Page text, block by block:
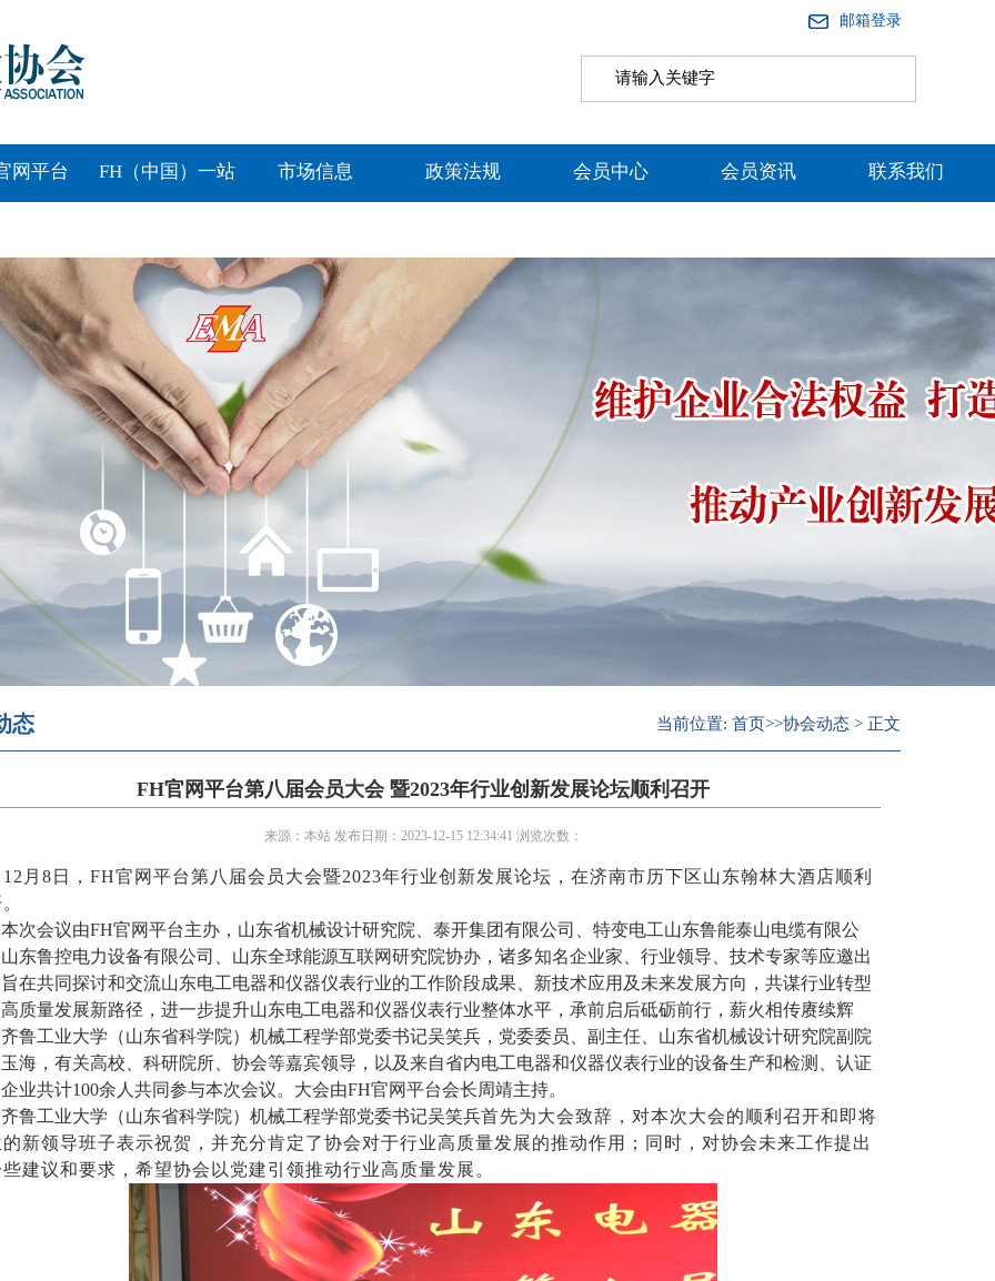
邮箱登录
网平台 FH（中国）一站 市场信息 政策法规 会员中心 会员资讯 联系我们
态 当前位置: 首页>>协会动态 > 正文
FH官网平台第八届会员大会 暨2023年行业创新发展论坛顺利召开
来源：本站 发布日期：2023-12-15 12:34:41 浏览次数：
1 2 月 8 日， FH官网平台第八届会员大会暨2023年行业创新发展论坛，在济南市历下区山东翰林大酒店顺利
本次会议由FH官网平台主办， 山东省机械设计研究院、泰开集团有限公司、特变电工山东鲁能泰山电缆有限公
东鲁控电力设备有限公司、山东全球能源互联网研究院协办 ，诸多知名企业家、行业领导、技术专家等应邀出
在共同探讨和交流山东电工电器和仪器仪表行业的工作阶段成果、新技术应用及未来发展方向，共谋行业转型
质量发展新路径，进一步提升山东电工电器和仪器仪表行业整体水平，承前启后砥砺前行，薪火相传赓续辉
齐鲁工业大学（山东省科学院）机械工程学部党委书记吴笑兵 ， 党委委员、副主任 、山东省机械设计研究院副院
海， 有关高校、科研院所、协会等嘉宾领导，以及来自省内电工电器和仪器仪表行业的设备生产和检测、认证
业共计100余人共同参与本次会议。 大会由FH官网平台会长周靖主持。
齐鲁工业大学（山东省科学院）机械工程学部党委书记吴笑兵首先为大会致辞，对本次大会的顺利召开和即将
新领导班子表示祝贺，并充分肯定了协会对于行业高质量发展的推动作用
； 同时， 对协会未来工作提出
建议和要求 ， 希望协会 以党建引领推动行业高质量发展。